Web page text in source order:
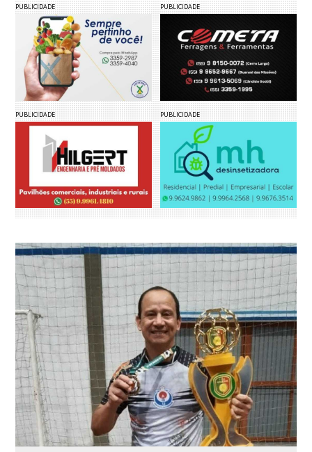
PUBLICIDADE PUBLICIDADE
PUBLICIDADE PUBLICIDADE